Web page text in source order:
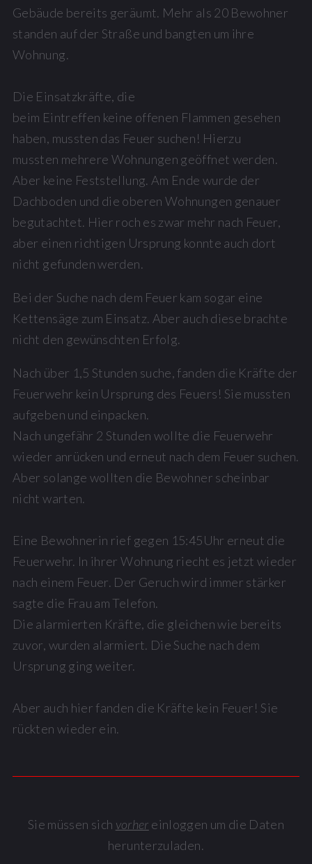
Gebäude bereits geräumt. Mehr als 20 Bewohner
standen auf der Straße und bangten um ihre
Wohnung.
Die Einsatzkräfte, die
beim Eintreffen keine offenen Flammen gesehen
haben, mussten das Feuer suchen! Hierzu
mussten mehrere Wohnungen geöffnet werden.
Aber keine Feststellung. Am Ende wurde der
Dachboden und die oberen Wohnungen genauer
begutachtet. Hier roch es zwar mehr nach Feuer,
aber einen richtigen Ursprung konnte auch dort
nicht gefunden werden.
Bei der Suche nach dem Feuer kam sogar eine
Kettensäge zum Einsatz. Aber auch diese brachte
nicht den gewünschten Erfolg.
Nach über 1,5 Stunden suche, fanden die Kräfte der
Feuerwehr kein Ursprung des Feuers! Sie mussten
aufgeben und einpacken.
Nach ungefähr 2 Stunden wollte die Feuerwehr
wieder anrücken und erneut nach dem Feuer suchen.
Aber solange wollten die Bewohner scheinbar
nicht warten.
Eine Bewohnerin rief gegen 15:45Uhr erneut die
Feuerwehr. In ihrer Wohnung riecht es jetzt wieder
nach einem Feuer. Der Geruch wird immer stärker
sagte die Frau am Telefon.
Die alarmierten Kräfte, die gleichen wie bereits
zuvor, wurden alarmiert. Die Suche nach dem
Ursprung ging weiter.
Aber auch hier fanden die Kräfte kein Feuer! Sie
rückten wieder ein.
Sie müssen sich vorher einloggen um die Daten
herunterzuladen.